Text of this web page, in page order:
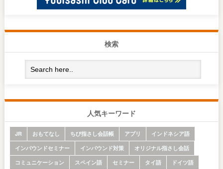
検索
人気キーワード
JR おもてなし ちび指さし会話帳 アプリ
インドネシア語
インバウンドセミナー
インバウンド対策
オリジナル指さし会話
コミュニケーション
スペイン語 セミナー タイ語
ドイツ語